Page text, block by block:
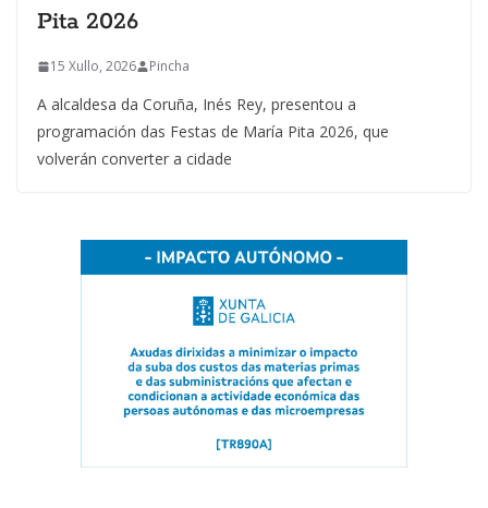
Pita 2026
15 Xullo, 2026 Pincha
A alcaldesa da Coruña, Inés Rey, presentou a
programación das Festas de María Pita 2026, que
volverán converter a cidade